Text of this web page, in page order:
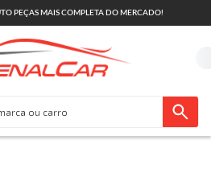
PEÇAS MAIS COMPLETA DO MERCADO!